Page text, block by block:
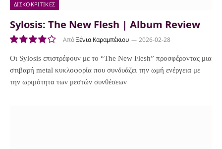
ΔΙΣΚΟΚΡΙΤΙΚΈΣ
Sylosis: The New Flesh | Album Review
8
ΑπόΞένια Καραμπέκιου 2026-02-28
Οι Sylosis επιστρέφουν με το “The New Flesh” προσφέροντας μια
στιβαρή metal κυκλοφορία που συνδυάζει την ωμή ενέργεια με
την ωριμότητα των μεστών συνθέσεων